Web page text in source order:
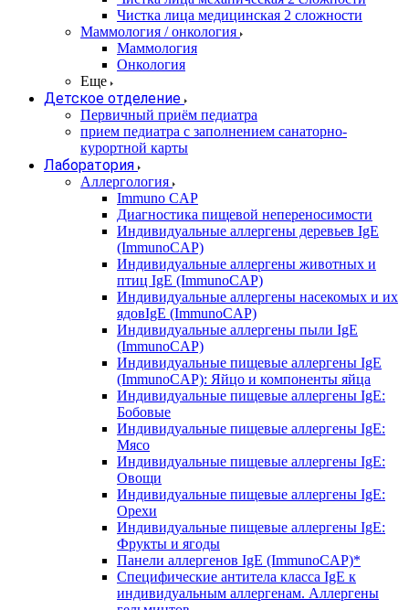
Чистка лица медицинская 2 сложности
Маммология / онкология
Маммология
Онкология
Еще
Детское отделение
Первичный приём педиатра
прием педиатра с заполнением санаторно-
курортной карты
Лаборатория
Аллергология
Immuno CAP
Диагностика пищевой непереносимости
Индивидуальные аллергены деревьев IgE
(ImmunoCAP)
Индивидуальные аллергены животных и
птиц IgE (ImmunoCAP)
Индивидуальные аллергены насекомых и их
ядовIgE (ImmunoCAP)
Индивидуальные аллергены пыли IgE
(ImmunoCAP)
Индивидуальные пищевые аллергены IgE
(ImmunoCAP): Яйцо и компоненты яйца
Индивидуальные пищевые аллергены IgE:
Бобовые
Индивидуальные пищевые аллергены IgE:
Мясо
Индивидуальные пищевые аллергены IgE:
Овощи
Индивидуальные пищевые аллергены IgE:
Орехи
Индивидуальные пищевые аллергены IgE:
Фрукты и ягоды
Панели аллергенов IgE (ImmunoCAP)*
Специфические антитела класса IgE к
индивидуальным аллергенам. Аллергены